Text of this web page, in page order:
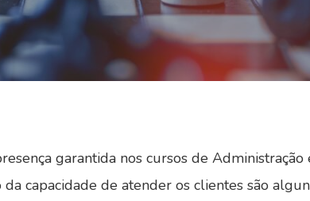
garantida nos cursos de Administração
capacidade de atender os clientes são